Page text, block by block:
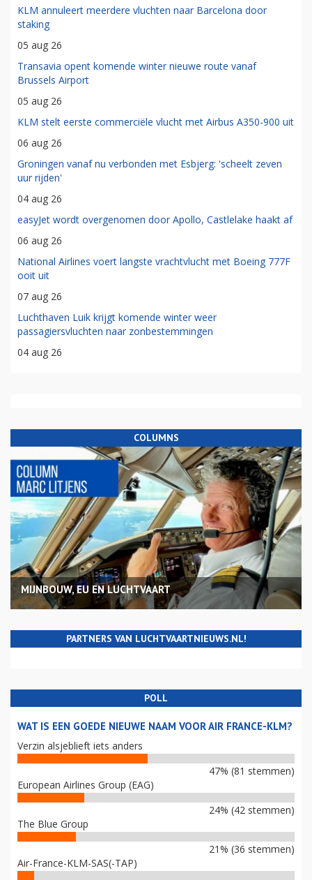
KLM annuleert meerdere vluchten naar Barcelona door
staking
05 aug 26
Transavia opent komende winter nieuwe route vanaf
Brussels Airport
05 aug 26
KLM stelt eerste commerciële vlucht met Airbus A350-900 uit
06 aug 26
Groningen vanaf nu verbonden met Esbjerg: 'scheelt zeven
uur rijden'
04 aug 26
easyJet wordt overgenomen door Apollo, Castlelake haakt af
06 aug 26
National Airlines voert langste vrachtvlucht met Boeing 777F
ooit uit
07 aug 26
Luchthaven Luik krijgt komende winter weer
passagiersvluchten naar zonbestemmingen
04 aug 26
COLUMNS
MIJNBOUW, EU EN LUCHTVAART
PARTNERS VAN LUCHTVAARTNIEUWS.NL!
POLL
WAT IS EEN GOEDE NIEUWE NAAM VOOR AIR FRANCE-KLM?
Verzin alsjeblieft iets anders
47% (81 stemmen)
European Airlines Group (EAG)
24% (42 stemmen)
The Blue Group
21% (36 stemmen)
Air-France-KLM-SAS(-TAP)